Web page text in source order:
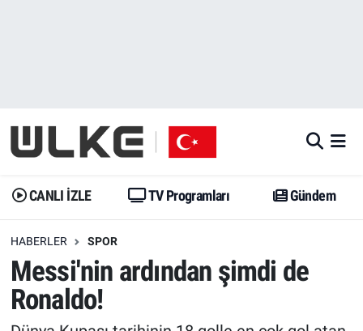
CANLI İZLE TV Programları Gündem
HABERLER SPOR
Messi'nin ardından şimdi de
Ronaldo!
Gündem
Dünya
Erişim Bilgileri
Ekonomi
Gündem
Trend
Erişim Bilgileri
Spor
İstanbul Namaz Vakitleri
Trafik Durumu
Erişim Bilgileri
Tüm Manşetler